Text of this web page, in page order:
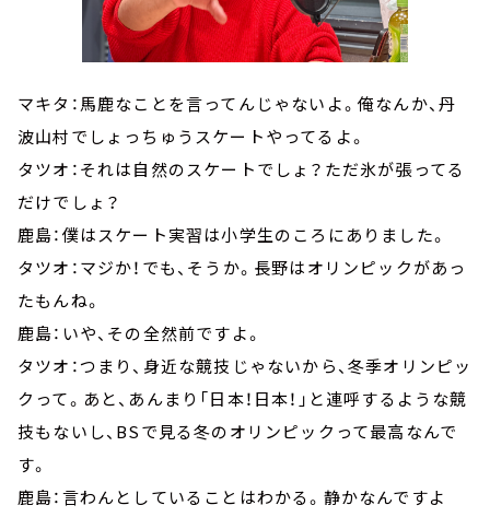
マキタ：馬鹿なことを言ってんじゃないよ。俺なんか、丹
波山村でしょっちゅうスケートやってるよ。
タツオ：それは自然のスケートでしょ？ただ氷が張ってる
だけでしょ？
鹿島：僕はスケート実習は小学生のころにありました。
タツオ：マジか！でも、そうか。長野はオリンピックがあっ
たもんね。
鹿島：いや、その全然前ですよ。
タツオ：つまり、身近な競技じゃないから、冬季オリンピッ
クって。あと、あんまり「日本！日本！」と連呼するような競
技もないし、BSで見る冬のオリンピックって最高なんで
す。
鹿島：言わんとしていることはわかる。静かなんですよ